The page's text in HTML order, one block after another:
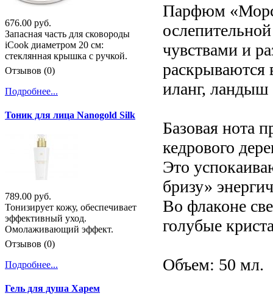
Парфюм
чувствами и
раскрываются
иланг, ландыш
Базовая нота
кедрового
Это
бризу»
Во флаконе
голубые
Объем: 50 мл.
676.00 руб.
Запасная часть для сковороды
iCook диаметром 20 см:
стеклянная крышка с ручкой.
Отзывов (0)
Подробнее...
Тоник для лица Nanogold Silk
789.00 руб.
Тонизирует кожу, обеспечивает
эффективный уход.
Омолаживающий эффект.
Отзывов (0)
Подробнее...
Гель для душа Харем